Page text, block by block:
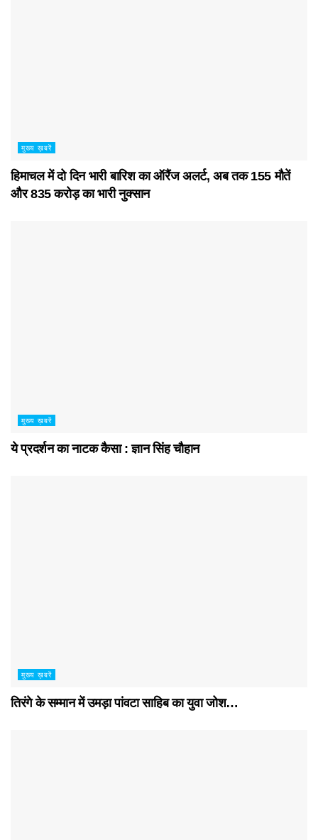
मुख्य ख़बरें
हिमाचल में दो दिन भारी बारिश का ऑरैंज अलर्ट, अब तक 155 मौतें
और 835 करोड़ का भारी नुक्सान
मुख्य ख़बरें
ये प्रदर्शन का नाटक कैसा : ज्ञान सिंह चौहान
मुख्य ख़बरें
तिरंगे के सम्मान में उमड़ा पांवटा साहिब का युवा जोश…